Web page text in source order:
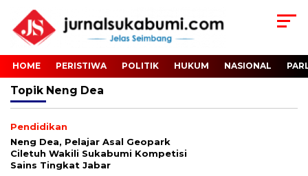
HOME PERISTIWA POLITIK HUKUM NASIONAL
Topik Neng Dea
Pendidikan
Neng Dea, Pelajar Asal Geopark
Ciletuh Wakili Sukabumi Kompetisi
Sains Tingkat Jabar